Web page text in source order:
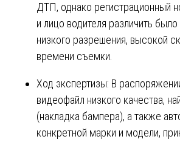
ДТП, однако регистрационный
и лицо водителя различить
низкого разрешения, высокой
времени съемки.
Ход экспертизы: В
видеофайл низкого качества,
(накладка бампера), а также
конкретной марки и модели,